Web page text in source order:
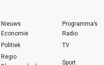
Nieuws
Economie
Politiek
Regio
Programma’s
Radio
TV
Sport